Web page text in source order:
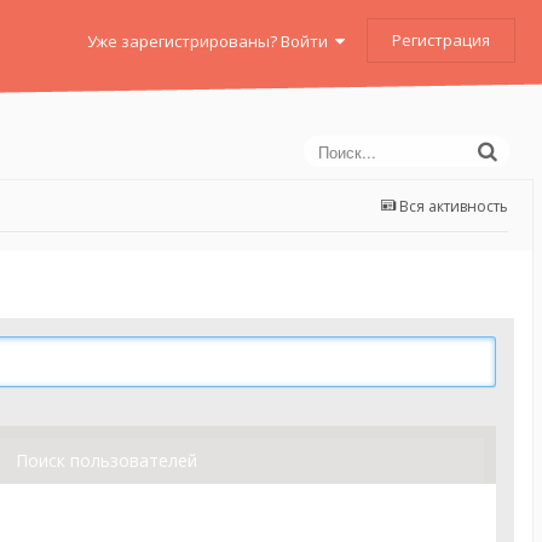
Уже зарегистрированы? Войти Регистрация
Вся активность
Поиск пользователей